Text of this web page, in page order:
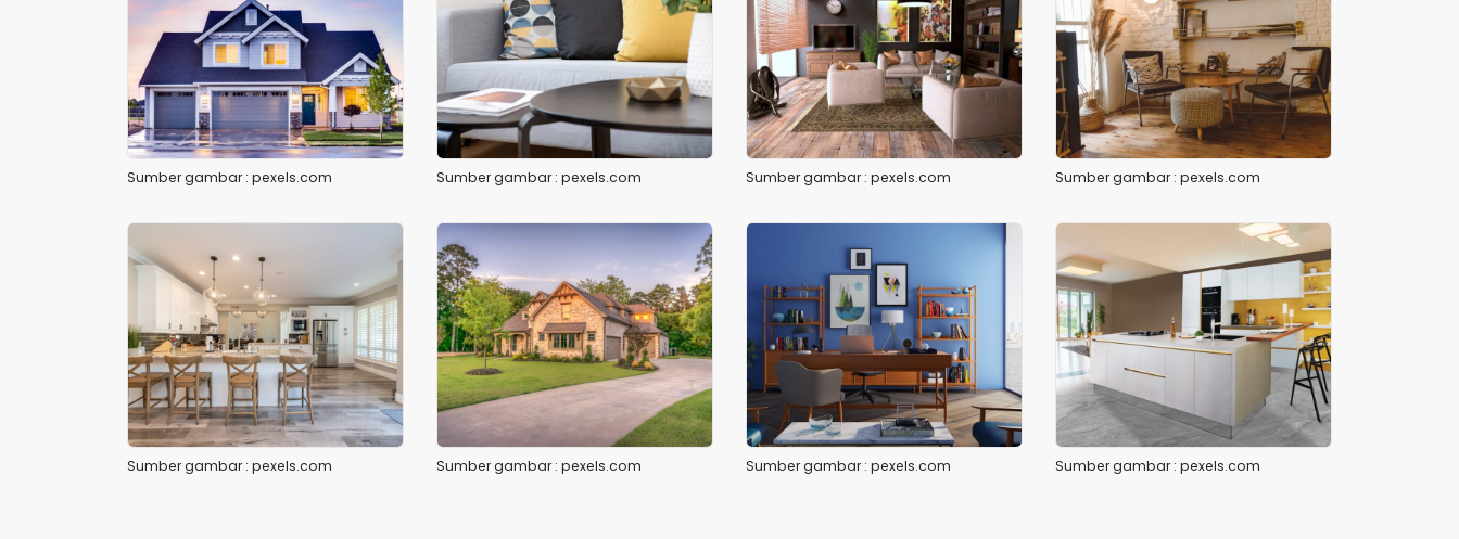
Sumber gambar : pexels.com Sumber gambar : pexels.com Sumber gambar : pexels.com Sumber gambar : pexels.com
Sumber gambar : pexels.com Sumber gambar : pexels.com Sumber gambar : pexels.com Sumber gambar : pexels.com